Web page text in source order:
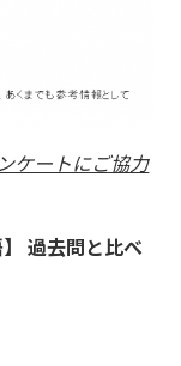
ケートにご協力
過去問と比べ